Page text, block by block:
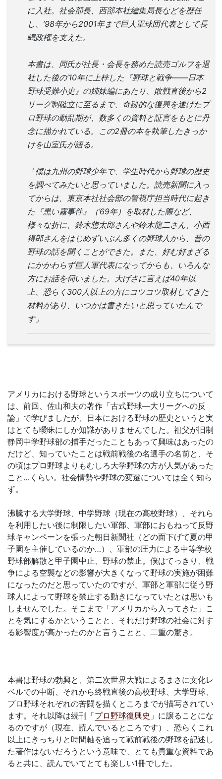
に入社。社会部長、西部本社編集局長などを歴任
し、’98年から2001年まで巨人軍球団代表として長
嶋政権を支えた。
本書は、同氏が社長・会長を務めた読売ゴルフを退
社した後の’10年に上梓した『野球と戦争――日本
野球受難小史』の姉妹編にあたり、敗戦直後から2
リーグ制確立に至るまで、奇跡的な復興を遂げたプ
ロ野球の動乱期が、数多くの資料と証言をもとに丹
念に描かれている。この2冊の本を執筆したきっか
けを山室氏が語る。
「僕は九州の野球少年で、学生時代から野球の歴史
を調べてみたいと思っていました。読売新聞に入っ
てからは、東京本社社会部の警視庁担当時代に起き
た『黒い霧事件』（’69年）を取材した際など、
様々な折に、鈴木惣太郎さんや鈴木龍二さん、小西
得郎さんをはじめずいぶん多くの野球人から、昔の
野球の話を聞くことができた。また、好む好まざる
にかかわらず巨人軍代表になってからも、いろんな
方にお話を伺いました。大げさに言えば40年以
上、恐らく300人以上の方にコツコツ取材してきた
材料があり、いつかは書きたいと思っていたんで
す」
アメリカにおける野球というスポーツの成り立ちについて
は、前回、佐山和夫の著作「古式野球―大リーグへの反
論」で学びましたが、日本における野球の歴史というと実
はとても曖昧にしか知識がありませんでした。祖父が旧制
静岡中学野球部の捕手だったこともあって興味はあったの
だけど、知っていたことは戦前戦後の名選手の名前と、そ
の頃はプロ野球よりもむしろ大学野球の方が人気があった
こと…くらい。社会情勢や野球の変遷については全く知ら
ず。
沸騰する大学野球、中学野球（現在の高校野球）、それら
を利用したい後に制限したい軍部、軍部におもねって反野
球キャンペーンを張った朝日新聞社（どの面下げて夏の甲
子園を主催しているのか…）、軍部の圧力による中等学校
野球部解散と甲子園中止、野球の禁止。僕はてっきり、戦
争による空襲などの影響が大きくなって野球の実施が困難
になったのだと思っていたのですが、軍部と軍部に従う野
球人によって野球を禁止する動きになっていたとは思いも
しませんでした。そこまで「アメリカから入ってきた」こ
とを気にするかということと、それだけ野球の社会に対す
る影響度が高かったのかと言うことと、二重の驚き。
本書は野球の勃興と、第二次世界大戦によるまさに文化レ
ベルでの中断、それから終戦直後の高校野球、大学野球、
プロ野球それぞれの苦闘を描くところまでが描写されてい
ます。それ以降は続刊「プロ野球復興史 」に譲ることにな
るのですが（現在、読んでいるところです）、恐らくこれ
以上にきっちりと時間軸を追って戦前戦後の野球を記述し
た著作はないだろうという意味で、とても貴重な資料であ
ると共に、読んでいてとても楽しい1冊でした。